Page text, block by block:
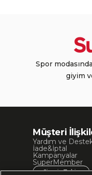
Spor
giyim
Müşteri
Yardım ve
İade&İptal
Kampanyalar
SuperMember
Sipariş Takip